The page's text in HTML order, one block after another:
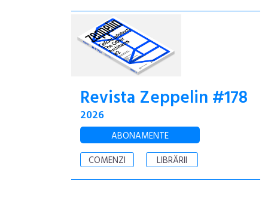
Revista Zeppelin #178
2026
ABONAMENTE
COMENZI
LIBRĂRII